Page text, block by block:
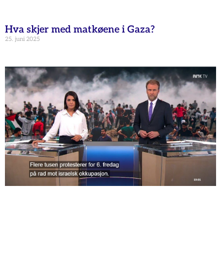
Hva skjer med matkøene i Gaza?
25. juni 2025